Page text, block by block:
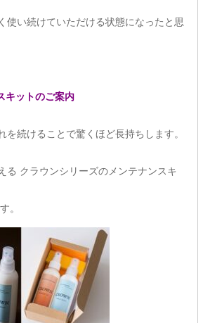
使い続けていただける状態になったと思
キットのご案内
を続けることで驚くほど長持ちします。
る クラウンシリーズのメンテナンスキ
。